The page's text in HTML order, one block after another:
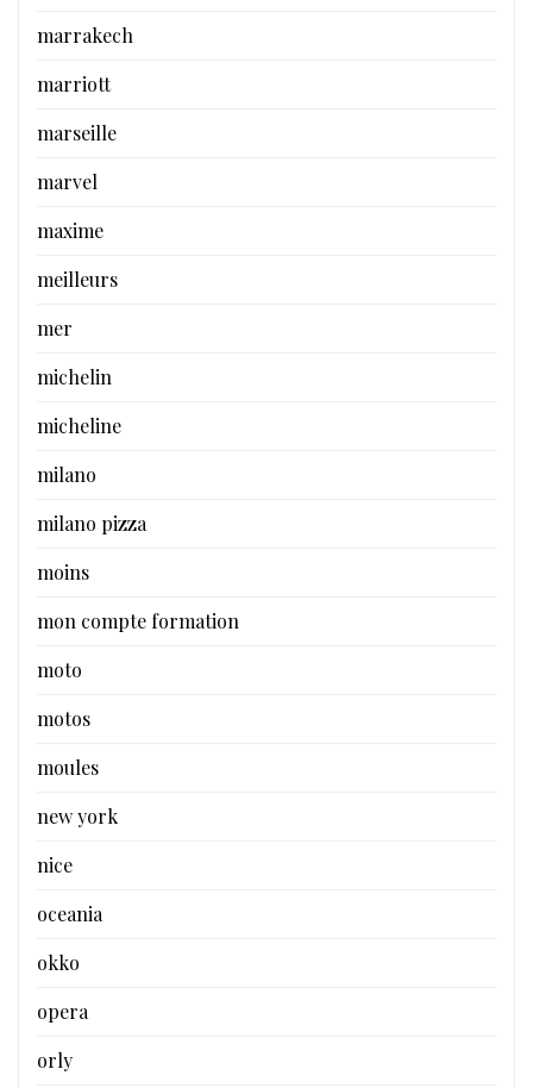
marrakech
marriott
marseille
marvel
maxime
meilleurs
mer
michelin
micheline
milano
milano pizza
moins
mon compte formation
moto
motos
moules
new york
nice
oceania
okko
opera
orly